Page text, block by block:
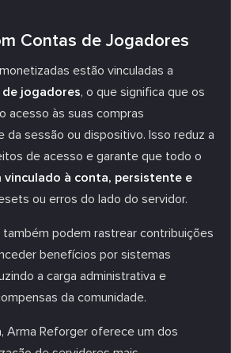
Contas de Jogadores
estão vinculadas a
jogadores, o que significa que os
acesso às suas compras
da sessão ou dispositivo. Isso reduz a
de acesso e garante que todo o
vinculado à conta, persistente e
ou erros do lado do servidor.
podem rastrear contribuições
benefícios por sistemas
a carga administrativa e
da comunidade.
Arma Reforger oferece um dos